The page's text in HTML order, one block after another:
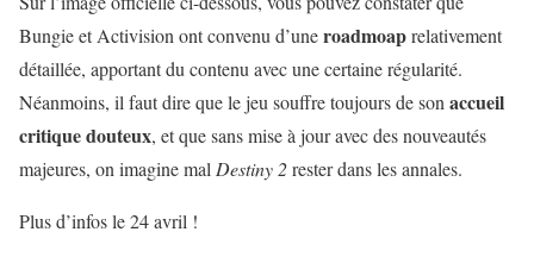
Bungie et Activision ont convenu d’uneroadmoaprelativement
détaillée, apportant du contenu avec une certaine régularité.
Néanmoins, il faut dire que le jeu souffre toujours de son accueil
critique douteux, et que sans mise à jour avec des nouveautés
majeures, on imagine mal Destiny 2rester dans les annales.
Plus d’infos le 24 avril !